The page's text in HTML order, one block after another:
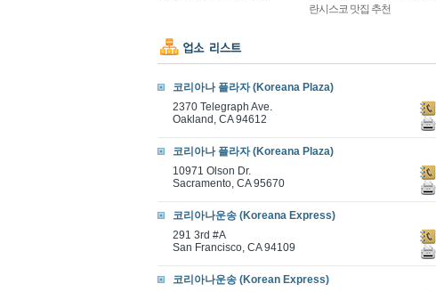
란시스코 맛집 추천
코리아나 플라자 (Koreana Plaza)
2370 Telegraph Ave.
Oakland, CA 94612
코리아나 플라자 (Koreana Plaza)
10971 Olson Dr.
Sacramento, CA 95670
코리아나운송 (Koreana Express)
291 3rd #A
San Francisco, CA 94109
코리아나운송 (Korean Express)